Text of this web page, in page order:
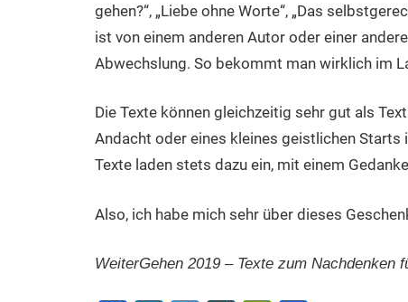
gehen?“, „Liebe ohne Worte“, „Das
ist von einem anderen Autor oder einer
Abwechslung. So bekommt man wirklich im
Die Texte können gleichzeitig sehr gut als
Andacht oder eines kleines geistlichen
Texte laden stets dazu ein, mit einem
Also, ich habe mich sehr über dieses
WeiterGehen 2019 – Texte zum Nachdenken